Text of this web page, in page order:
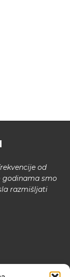
od
godinama smo
razmišljati